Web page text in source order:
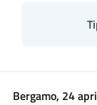
Bergamo, 24